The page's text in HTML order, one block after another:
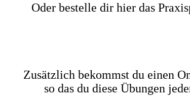
Oder bestelle dir hier das
Zusätzlich bekommst du einen
so das du diese Übungen